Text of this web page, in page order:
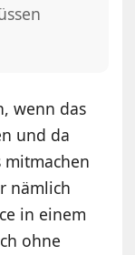
wenn das
und da
mitmachen
nämlich
in einem
ohne